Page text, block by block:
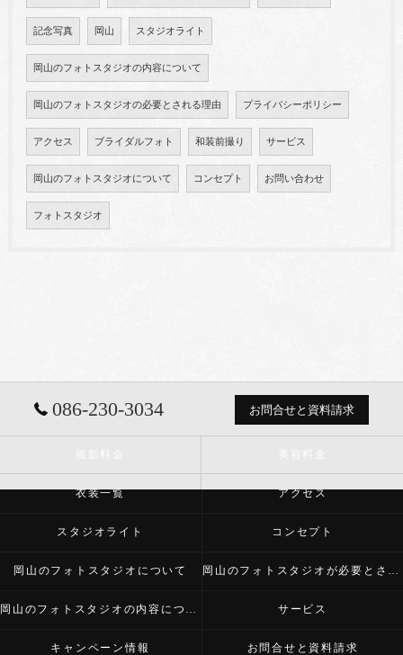
記念写真 岡山 スタジオライト
岡山のフォトスタジオの内容について
岡山のフォトスタジオの必要とされる理由 プライバシーポリシー
アクセス ブライダルフォト 和装前撮り サービス
岡山のフォトスタジオについて コンセプト お問い合わせ
フォトスタジオ
086-230-3034 お問合せと資料請求
衣装一覧 アクセス
スタジオライト コンセプト
岡山のフォトスタジオについて 岡山のフォトスタジオが必要とされる理由
岡山のフォトスタジオの内容について サービス
キャンペーン情報 お問合せと資料請求